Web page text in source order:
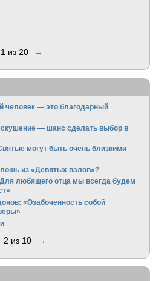
1 из 20 →
— это благодарный
— шанс сделать выбор в
могут быть очень близкими
из «Девятых валов»?
любящего отца мы всегда будем
«Озабоченность собой
2 из 10 →